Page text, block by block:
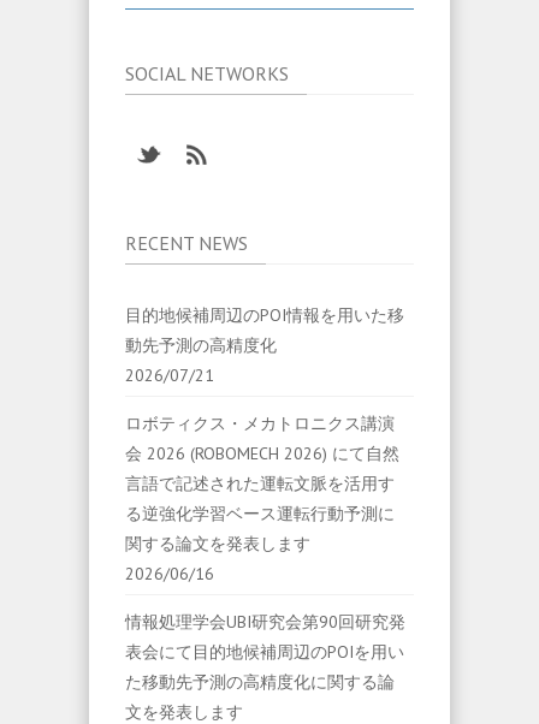
SOCIAL NETWORKS
RECENT NEWS
目的地候補周辺のPOI情報を用いた移
動先予測の高精度化
2026/07/21
ロボティクス・メカトロニクス講演
会 2026 (ROBOMECH 2026) にて自然
言語で記述された運転文脈を活用す
る逆強化学習ベース運転行動予測に
関する論文を発表します
2026/06/16
情報処理学会UBI研究会第90回研究発
表会にて目的地候補周辺のPOIを用い
た移動先予測の高精度化に関する論
文を発表します